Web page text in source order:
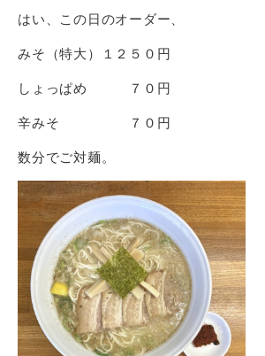
はい、この日のオーダー、
みそ（特大）１２５０円
しょっぱめ ７０円
辛みそ ７０円
数分でご対麺。